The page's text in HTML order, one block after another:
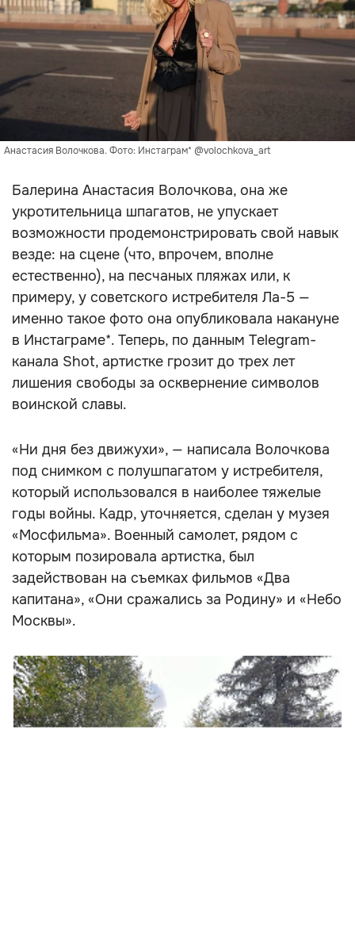
Анастасия Волочкова. Фото: Инстаграм* @volochkova_art
Балерина Анастасия Волочкова, она же
укротительница шпагатов, не упускает
возможности продемонстрировать свой навык
везде: на сцене (что, впрочем, вполне
естественно), на песчаных пляжах или, к
примеру, у советского истребителя Ла-5 —
именно такое фото она опубликовала накануне
в Инстаграме*. Теперь, по данным Telegram-
канала Shot, артистке грозит до трех лет
лишения свободы за осквернение символов
воинской славы.
«Ни дня без движухи», — написала Волочкова
под снимком с полушпагатом у истребителя,
который использовался в наиболее тяжелые
годы войны. Кадр, уточняется, сделан у музея
«Мосфильма». Военный самолет, рядом с
которым позировала артистка, был
задействован на съемках фильмов «Два
капитана», «Они сражались за Родину» и «Небо
Москвы».